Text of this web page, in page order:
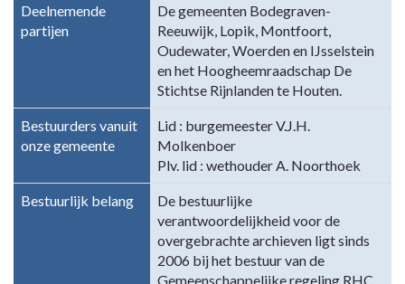
Deelnemende
partijen
De gemeenten Bodegraven-
Reeuwijk, Lopik, Montfoort,
Oudewater, Woerden en IJsselstein
en het Hoogheemraadschap De
Stichtse Rijnlanden te Houten.
Bestuurders vanuit
onze gemeente
Lid : burgemeester V.J.H.
Molkenboer
Plv. lid : wethouder A. Noorthoek
Bestuurlijk belang
De bestuurlijke
verantwoordelijkheid voor de
overgebrachte archieven ligt sinds
2006 bij het bestuur van de
Gemeenschappelijke regeling RHC .